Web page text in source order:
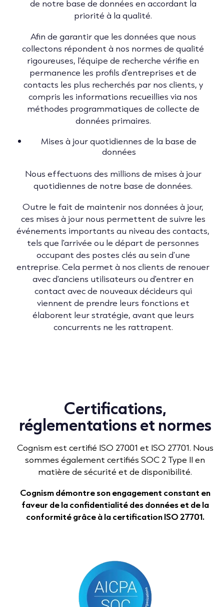
de notre base de données en accordant la
priorité à la qualité.
Afin de garantir que les données que nous
collectons répondent à nos normes de qualité
rigoureuses, l'équipe de recherche vérifie en
permanence les profils d'entreprises et de
contacts les plus recherchés par nos clients, y
compris les informations recueillies via nos
méthodes programmatiques de collecte de
données primaires.
Mises à jour quotidiennes de la base de
données
Nous effectuons des millions de mises à jour
quotidiennes de notre base de données.
Outre le fait de maintenir nos données à jour,
ces mises à jour nous permettent de suivre les
événements importants au niveau des contacts,
tels que l'arrivée ou le départ de personnes
occupant des postes clés au sein d'une
entreprise. Cela permet à nos clients de renouer
avec d'anciens utilisateurs ou d'entrer en
contact avec de nouveaux décideurs qui
viennent de prendre leurs fonctions et
élaborent leur stratégie, avant que leurs
concurrents ne les rattrapent.
Certifications,
réglementations et normes
Cognism est certifié ISO 27001 et ISO 27701. Nous
sommes également certifiés SOC 2 Type II en
matière de sécurité et de disponibilité.
Cognism démontre son engagement constant en
faveur de la confidentialité des données et de la
conformité grâce à la certification ISO 27701.